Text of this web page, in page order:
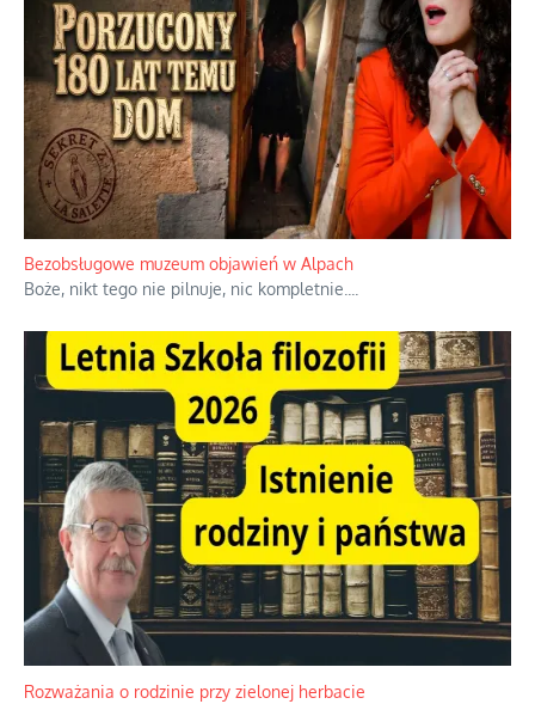
Bezobsługowe muzeum objawień w Alpach
Boże, nikt tego nie pilnuje, nic kompletnie.
Rozważania o rodzinie przy zielonej herbacie